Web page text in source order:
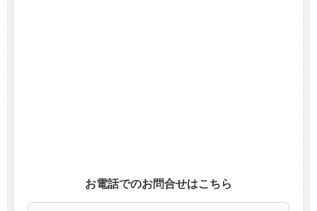
お電話でのお問合せはこちら